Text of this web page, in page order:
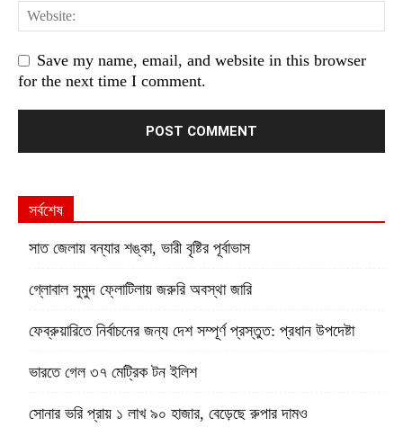
Save my name, email, and website in this browser
for the next time I comment.
সর্বশেষ
সাত জেলায় বন্যার শঙ্কা, ভারী বৃষ্টির পূর্বাভাস
গ্লোবাল সুমুদ ফ্লোটিলায় জরুরি অবস্থা জারি
ফেব্রুয়ারিতে নির্বাচনের জন্য দেশ সম্পূর্ণ প্রস্তুত: প্রধান উপদেষ্টা
ভারতে গেল ৩৭ মেট্রিক টন ইলিশ
সোনার ভরি প্রায় ১ লাখ ৯০ হাজার, বেড়েছে রুপার দামও